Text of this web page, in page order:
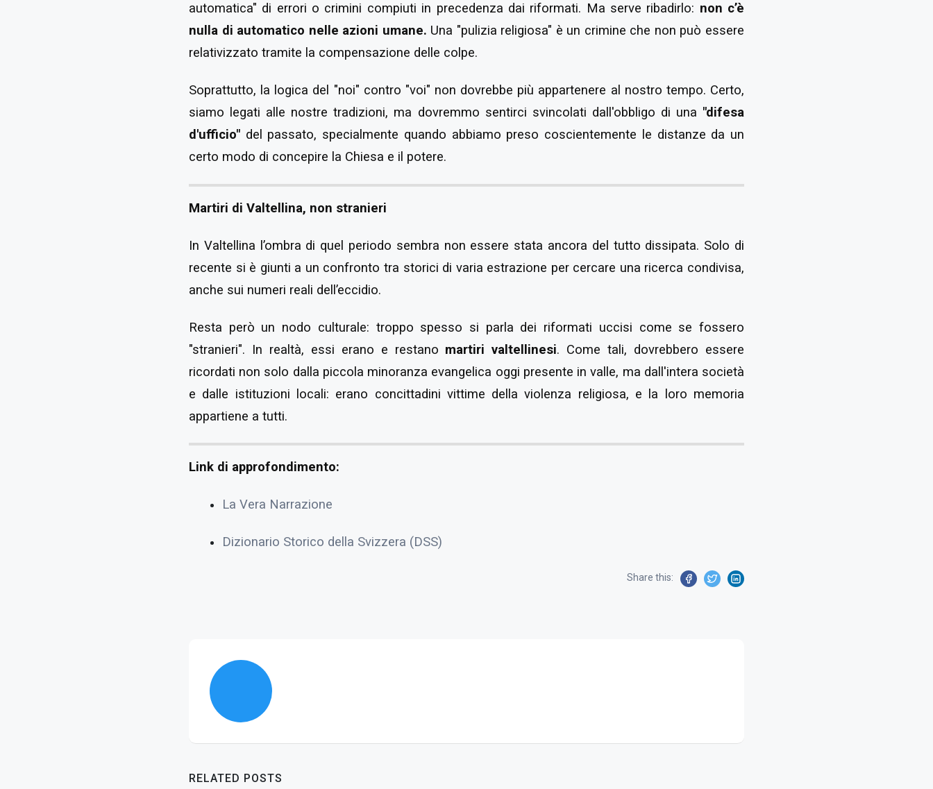
automatica" di errori o crimini compiuti in precedenza dai riformati. Ma serve ribadirlo: non c’è
nulla di automatico nelle azioni umane. Una "pulizia religiosa" è un crimine che non può essere
relativizzato tramite la compensazione delle colpe.
Soprattutto, la logica del "noi" contro "voi" non dovrebbe più appartenere al nostro tempo. Certo,
siamo legati alle nostre tradizioni, ma dovremmo sentirci svincolati dall'obbligo di una "difesa
d'ufficio" del passato, specialmente quando abbiamo preso coscientemente le distanze da un
certo modo di concepire la Chiesa e il potere.
Martiri di Valtellina, non stranieri
In Valtellina l’ombra di quel periodo sembra non essere stata ancora del tutto dissipata. Solo di
recente si è giunti a un confronto tra storici di varia estrazione per cercare una ricerca condivisa,
anche sui numeri reali dell’eccidio.
Resta però un nodo culturale: troppo spesso si parla dei riformati uccisi come se fossero
"stranieri". In realtà, essi erano e restano martiri valtellinesi. Come tali, dovrebbero essere
ricordati non solo dalla piccola minoranza evangelica oggi presente in valle, ma dall'intera società
e dalle istituzioni locali: erano concittadini vittime della violenza religiosa, e la loro memoria
appartiene a tutti.
Link di approfondimento:
La Vera Narrazione
Dizionario Storico della Svizzera (DSS)
Share this:
RELATED POSTS